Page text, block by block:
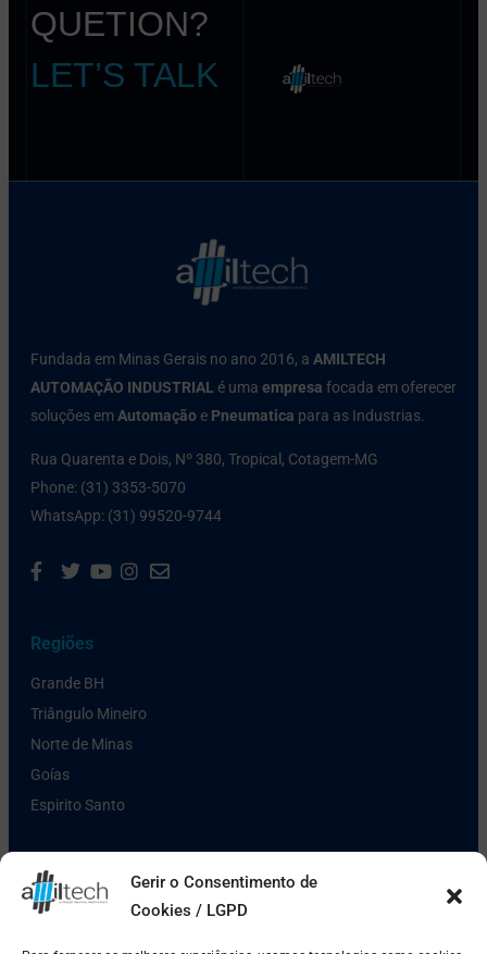
Gerir o Consentimento de
Cookies / LGPD
QUETION?
LET’S TALK
Fundada em Minas Gerais no ano 2016, a AMILTECH
AUTOMAÇÃO INDUSTRIAL é uma empresa focada em oferecer
soluções em Automação e Pneumatica para as Industrias.
Rua Quarenta e Dois, Nº 380, Tropical, Cotagem-MG
Phone: (31) 3353-5070
WhatsApp: (31) 99520-9744
Regiões
Grande BH
Triângulo Mineiro
Norte de Minas
Goías
Espirito Santo
Links Úteis
Política de Privacidade